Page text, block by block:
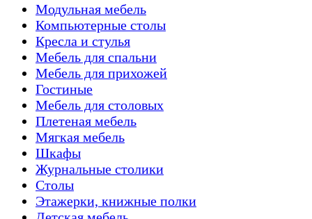
Модульная мебель
Компьютерные столы
Кресла и стулья
Мебель для спальни
Мебель для прихожей
Гостиные
Мебель для столовых
Плетеная мебель
Мягкая мебель
Шкафы
Журнальные столики
Столы
Этажерки, книжные полки